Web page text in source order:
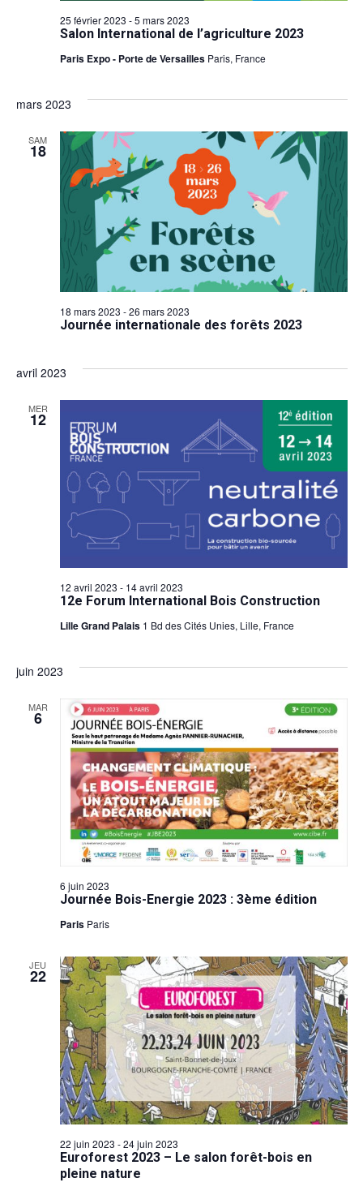
Salon International de l’agriculture 2023
25 février 2023 -5 mars 2023
Paris Expo - Porte de Versailles Paris, France
mars 2023
SAM
18
Journée internationale des forêts 2023
18 mars 2023 -26 mars 2023
avril 2023
MER
12
12e Forum International Bois Construction
12 avril 2023 - 14 avril 2023
Lille Grand Palais 1 Bd des Cités Unies, Lille, France
juin 2023
MAR
6
Journée Bois-Energie 2023 : 3ème édition
6 juin 2023
Paris Paris
JEU
22
Euroforest 2023 – Le salon forêt-bois en
pleine nature
22 juin 2023 -24 juin 2023